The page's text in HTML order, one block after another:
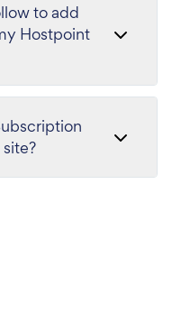
to add
Hostpoint